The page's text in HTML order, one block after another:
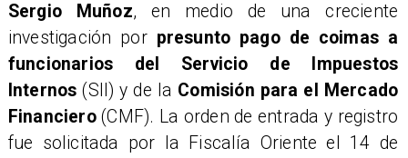
Sergio Muñoz, en medio de una creciente
investigación por presunto pago de coimas a
funcionarios del Servicio de Impuestos
Internos (SII) y de la Comisión para el Mercado
Financiero(CMF). La orden de entrada y registro
fue solicitada por la Fiscalía Oriente el 14 de